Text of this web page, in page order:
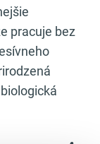
pracuje bez